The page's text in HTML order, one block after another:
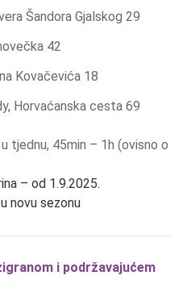
Šandora Gjalskog 29
42
Kovačevića 18
Horvaćanska cesta 69
tjednu, 45min – 1h (ovisno o
– od 1.9.2025.
novu sezonu
i podržavajućem